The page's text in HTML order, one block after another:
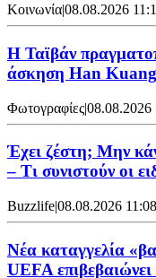
Κοινωνία|08.08.2026
Η Ταϊβάν
άσκηση Han Kuang
Φωτογραφίες|08.08.2026
Έχει ζέστη; Μην
– Τι συνιστούν οι
Buzzlife|08.08.2026 11:08
Νέα καταγγελία
UEFA